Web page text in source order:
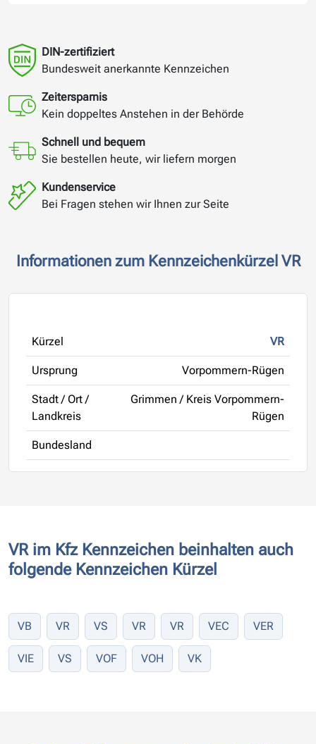
DIN-zertifiziert
Bundesweit anerkannte Kennzeichen
Zeitersparnis
Kein doppeltes Anstehen in der Behörde
Schnell und bequem
Sie bestellen heute, wir liefern morgen
Kundenservice
Bei Fragen stehen wir Ihnen zur Seite
Informationen zum Kennzeichenkürzel VR
Kürzel VR
Ursprung Vorpommern-Rügen
Stadt / Ort /
Landkreis
Grimmen / Kreis Vorpommern-
Rügen
Bundesland
VR im Kfz Kennzeichen beinhalten auch
folgende Kennzeichen Kürzel
VB VR VS VR VR VEC VER
VIE VS VOF VOH VK